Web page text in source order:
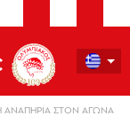
ΑΝΑΠΗΡΙΑ ΣΤΟΝ ΑΓΩΝΑ